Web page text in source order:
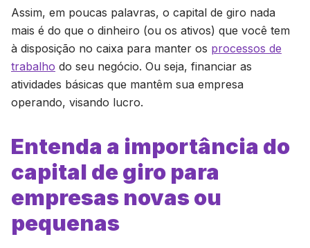
Assim, em poucas palavras, o capital de giro nada
mais é do que o dinheiro (ou os ativos) que você tem
à disposição no caixa para manter os processos de
trabalho do seu negócio. Ou seja, financiar as
atividades básicas que mantêm sua empresa
operando, visando lucro.
Entenda a importância do
capital de giro para
empresas novas ou
pequenas